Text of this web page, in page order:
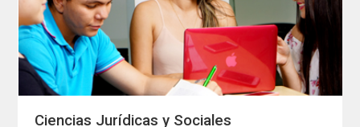
Ciencias Jurídicas y Sociales